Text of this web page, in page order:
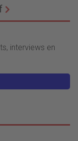
interviews en